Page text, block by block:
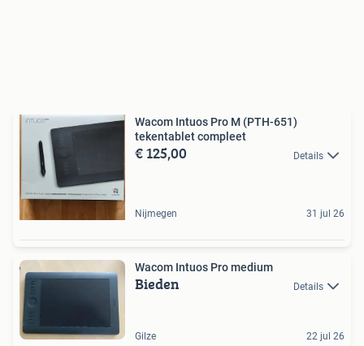
Wacom Intuos Pro M (PTH-651)
tekentablet compleet
€ 125,00 Details
Nijmegen 31 jul 26
Wacom Intuos Pro medium
Bieden Details
Gilze 22 jul 26